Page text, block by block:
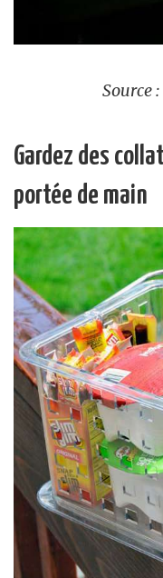
Source
Gardez des
portée de main